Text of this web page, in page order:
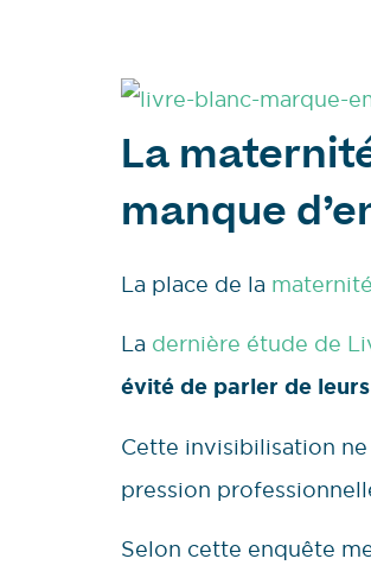
La
manque
La place de la maternité
La dernière étude de
évité de parler de
Cette invisibilisation ne
pression
Selon cette enquête